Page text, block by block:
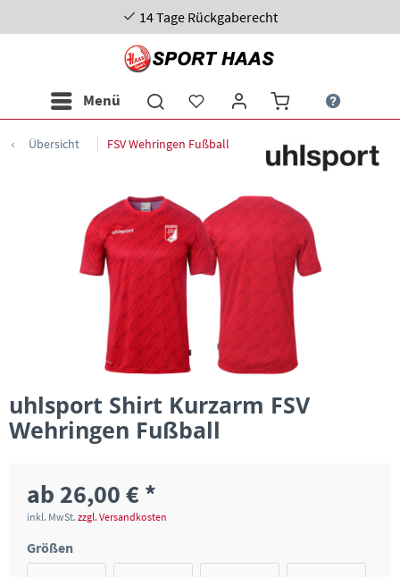
14 Tage Rückgaberecht
Menü
Übersicht FSV Wehringen Fußball
uhlsport Shirt Kurzarm FSV
Wehringen Fußball
ab 26,00 € *
inkl. MwSt. zzgl. Versandkosten
Größen